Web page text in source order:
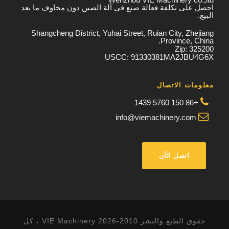
احصل على تكلفة فعالة صنع في آلة الصين دون مخاوف ما بعد
البيع.
Shangcheng District, Yuhai Street, Ruian City, Zhejiang
Province, China.
Zip: 325200
USCC: 91330381MA2JBU4G6X
معلومات الاتصال
+86 150 5760 1439
اتصل الآن
حقوق الطبع والنشر 2010-2026 VIE Machinery ، كل